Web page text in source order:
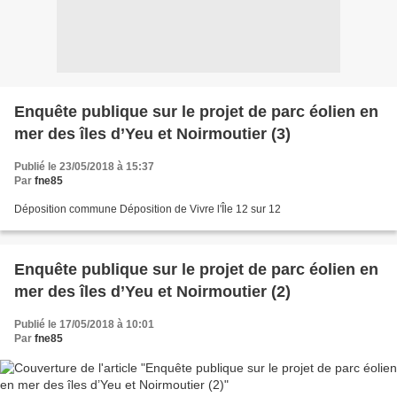
Enquête publique sur le projet de parc éolien en
mer des îles d’Yeu et Noirmoutier (3)
Publié le 23/05/2018 à 15:37
Par fne85
Déposition commune Déposition de Vivre l'Île 12 sur 12
Enquête publique sur le projet de parc éolien en
mer des îles d’Yeu et Noirmoutier (2)
Publié le 17/05/2018 à 10:01
Par fne85